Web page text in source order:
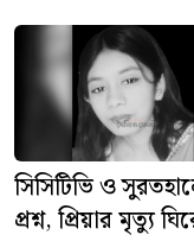
সিসিটিভি ও
প্রশ্ন, প্রিয়ার মৃত্যু